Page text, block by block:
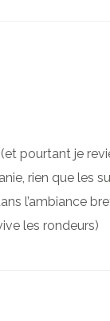
pourtant je
rien que les
l’ambiance
les rondeurs)